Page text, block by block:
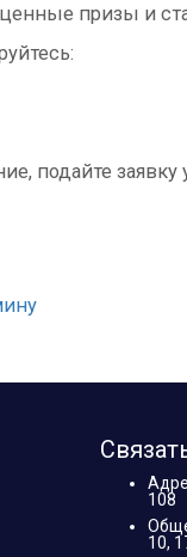
призы и
подайте заявку
108
10,